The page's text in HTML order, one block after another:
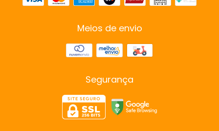
Meios de envio
Segurança